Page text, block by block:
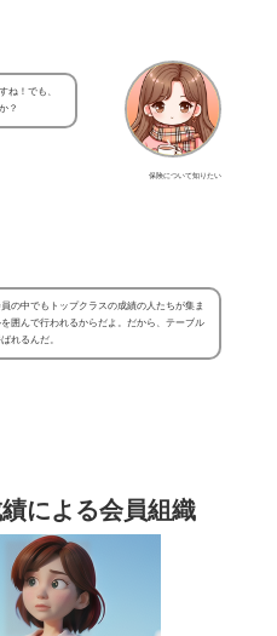
保険について知りたい
ね！でも、
？
の中でもトップクラスの成績の人たちが集ま
囲んで行われるからだよ。だから、テーブル
れるんだ。
による会員組織